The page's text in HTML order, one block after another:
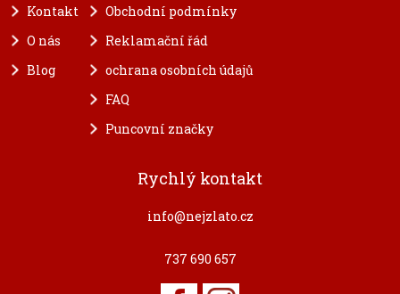
Kontakt
O nás
Blog
Obchodní podmínky
Reklamační řád
ochrana osobních údajů
FAQ
Puncovní značky
Rychlý kontakt
info@nejzlato.cz
737 690 657